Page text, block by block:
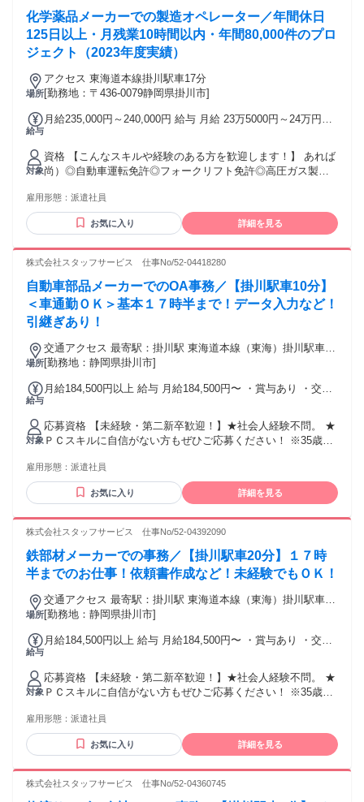
ます。 ※20代・30代が活躍中未経験の方や経験の浅い方も歓
迎です。異業種出身の先輩社 員も多数活躍しています。 ※20
代未経験入社63% ※高卒・専門卒大卒など学歴関係なく活躍
しています。 【エンジニアとしての成長】 実験エンジニアか
らスタートし将来的には「設計職」や「プロジェクトマネジ
メント」などの仕事にも挑戦できます。
化学薬品メーカーでの製造オペレーター／年間休日
125日以上・月残業10時間以内・年間80,000件のプロ
ジェクト（2023年度実績）
場所
アクセス 東海道本線掛川駅車17分
[勤務地：〒436-0079静岡県掛川市]
給与
月給235,000円～240,000円 給与 月給 23万5000円～24万円
対象
資格 【こんなスキルや経験のある方を歓迎します！】 あれば
尚）◎自動車運転免許◎フォークリフト免許◎高圧ガス製造
・エンジニアにチャレンジしたい方 ・自動車、家電、産業機
械、身近な機械に興味の湧く方 ・これから専門スキルを磨い
て、手に職をつけたい方 ・ワークライフバランスを実現しな
造業や整備士の経験がある方はもちろん、 未経験者や異業種
てキャリアを築いていきたい！」 「専門技術を身につけた
い！」など意欲のある方のご応募歓迎です。 経験者、大学等
で理工系の学部を専攻された方、工業高校卒の方はなお歓迎
します！ ※高卒の方や大学・専門学校を中退された方も積極
採用中！ ※ブランクがある方もOK ※20代未経験入社63%
雇用形態： 派遣社員
お気に入り 詳細を見る
株式会社スタッフサービス 仕事No/52-04418280
自動車部品メーカーでのOA事務／【掛川駅車10分】
＜車通勤ＯＫ＞基本１７時半まで！データ入力など！
引継ぎあり！
場所
交通アクセス 最寄駅：掛川駅 東海道本線（東海）掛川駅車10
分
[勤務地：静岡県掛川市]
給与
月給184,500円以上 給与 月給184,500円〜 ・賞与あり ・交通
（年1回）
対象
応募資格 【未経験・第二新卒歓迎！】★社会人経験不問。 ★
ＰＣスキルに自信がない方もぜひご応募ください！ ※35歳ま
にもオススメ／ ・安定して長く働きたい方 ・コミュニケーシ
ョン取ることが好きな方 ・誰かのサポートをしたい方 ◎無期
雇用派遣
雇用形態： 派遣社員
お気に入り 詳細を見る
株式会社スタッフサービス 仕事No/52-04392090
鉄部材メーカーでの事務／【掛川駅車20分】１７時
半までのお仕事！依頼書作成など！未経験でもＯＫ！
場所
交通アクセス 最寄駅：掛川駅 東海道本線（東海）掛川駅車20
分
[勤務地：静岡県掛川市]
給与
月給184,500円以上 給与 月給184,500円〜 ・賞与あり ・交通
（年1回）
対象
応募資格 【未経験・第二新卒歓迎！】★社会人経験不問。 ★
ＰＣスキルに自信がない方もぜひご応募ください！ ※35歳ま
にもオススメ／ ・安定して長く働きたい方 ・コミュニケーシ
ョン取ることが好きな方 ・誰かのサポートをしたい方 ◎無期
雇用派遣
雇用形態： 派遣社員
お気に入り 詳細を見る
株式会社スタッフサービス 仕事No/52-04360745